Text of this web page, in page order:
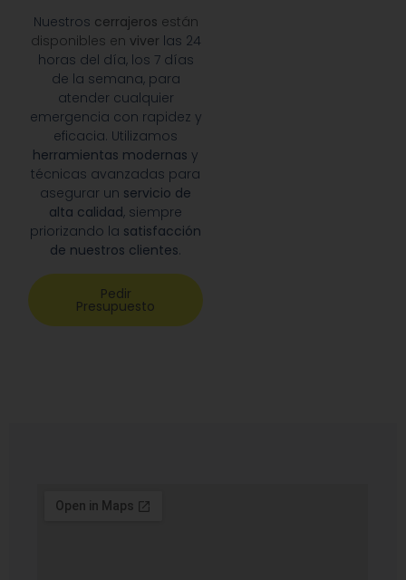
Nuestros cerrajeros están
disponibles en viver las 24
horas del día, los 7 días
de la semana, para
atender cualquier
emergencia con rapidez y
eficacia. Utilizamos
herramientas modernas y
técnicas avanzadas para
asegurar un servicio de
alta calidad, siempre
priorizando la satisfacción
de nuestros clientes.
Pedir
Presupuesto